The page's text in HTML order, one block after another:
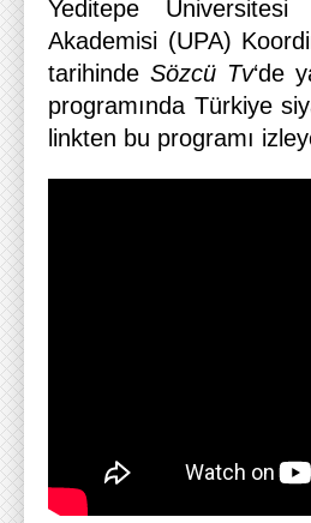
Yeditepe
Akademisi (UPA)
tarihinde Sözcü Tv‘de
programında Türkiye
linkten bu programı